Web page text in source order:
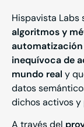
Hispavista Labs
algoritmos y
inequívoca de
mundo real y
datos
dichos activos y